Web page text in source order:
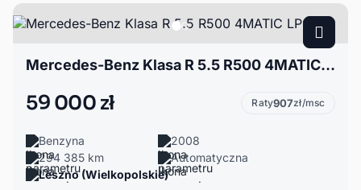
Mercedes-Benz Klasa R 5.5 R500 4MATIC LPG
59 000 zł Raty907zł/msc
Benzyna
2008
294 385 km
Automatyczna
Leszno (Wielkopolskie)